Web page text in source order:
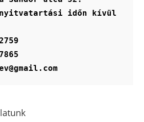
nyitvatartási időn kívül